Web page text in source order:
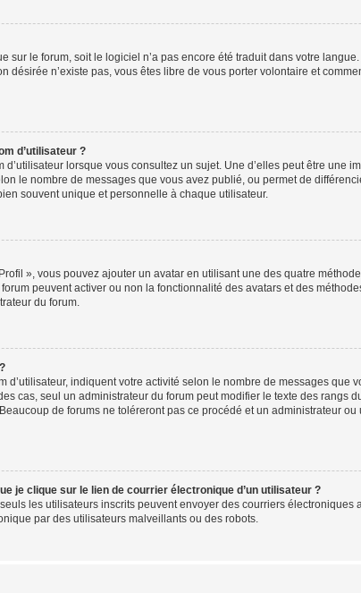
sur le forum, soit le logiciel n’a pas encore été traduit dans votre
désirée n’existe pas, vous êtes libre de vous porter volontaire et
d’utilisateur ?
lorsque vous consultez un sujet. Une d’elles peut être
le nombre de messages que vous avez publié, ou permet de
souvent unique et personnelle à chaque utilisateur.
», vous pouvez ajouter un avatar en utilisant une des quatre
peuvent activer ou non la fonctionnalité des avatars et des
du forum.
d’utilisateur, indiquent votre activité selon le nombre de messages
cas, seul un administrateur du forum peut modifier le texte des rangs
de forums ne toléreront pas ce procédé et un administrateur
je clique sur le lien de courrier électronique d’un utilisateur ?
les utilisateurs inscrits peuvent envoyer des courriers
par des utilisateurs malveillants ou des robots.